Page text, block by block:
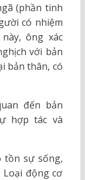
(phần tinh
có nhiệm
ông xác
với bản
bản thân, có
đến bản
hợp tác và
tồn sự sống,
động cơ